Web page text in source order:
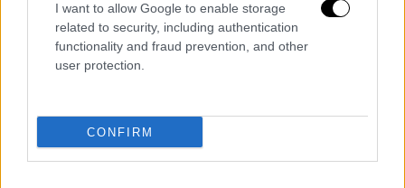
I want to allow Google to enable storage
related to security, including authentication
functionality and fraud prevention, and other
user protection.
CONFIRM
αμάχους, μεταξύ των οποίων γυναίκες και
παιδιά, καθώς και την παραβίαση της
ιερότητας των κατοικιών και τη λεηλασία
το μέγεθος των δεινών που υφίσταται ο
συριακός λαός» αναφέρεται σε ανακοίνωση
που υπογράφουν ο Μακαριώτατος